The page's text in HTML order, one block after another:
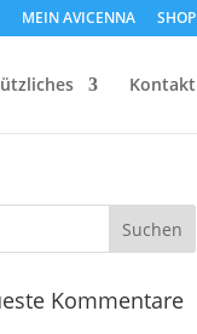
MEIN AVICENNA SHOP
Kontakt
Kommentare